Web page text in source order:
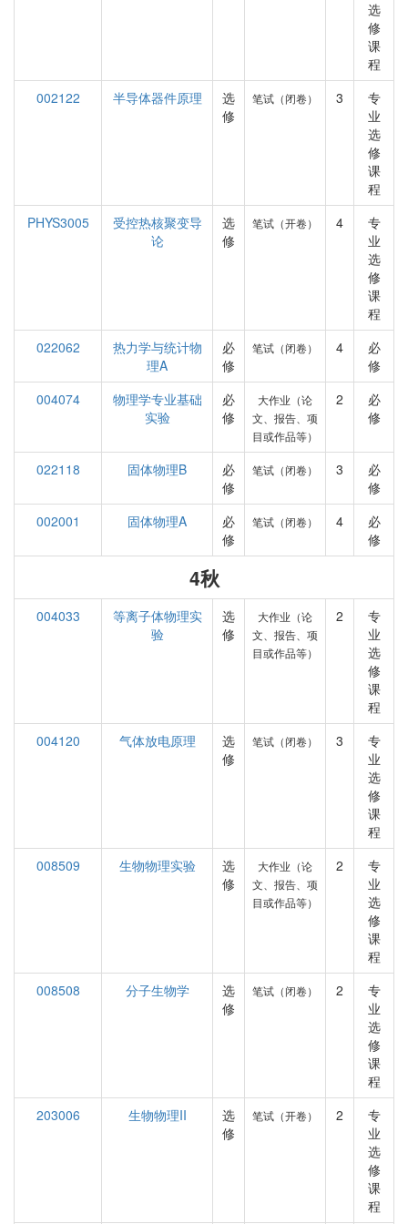
选
修
课
程
002122
半导体器件原理
选
修
笔试（闭卷） 3
专
业
选
修
课
程
PHYS3005
受控热核聚变导
论
选
修
笔试（开卷） 4
专
业
选
修
课
程
022062
热力学与统计物
理A
必
修
笔试（闭卷） 4
必
修
004074
物理学专业基础
实验
必
修
大作业（论
文、报告、项
目或作品等）
2
必
修
022118 固体物理B
必
修
笔试（闭卷） 3
必
修
002001
固体物理A
必
修
笔试（闭卷） 4
必
修
4秋
004033
等离子体物理实
验
选
修
大作业（论
文、报告、项
目或作品等）
2
专
业
选
修
课
程
004120
气体放电原理
选
修
笔试（闭卷） 3
专
业
选
修
课
程
008509
生物物理实验
选
修
大作业（论
文、报告、项
目或作品等）
2
专
业
选
修
课
程
008508
分子生物学
选
修
笔试（闭卷） 2
专
业
选
修
课
程
203006
生物物理II
选
修
笔试（开卷） 2
专
业
选
修
课
程